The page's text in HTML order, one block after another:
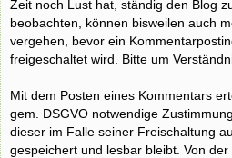
Zeit noch Lust hat, ständig den Blog
beobachten, können bisweilen auch
vergehen, bevor ein
freigeschaltet wird. Bitte um
Mit dem Posten eines Kommentars
gem. DSGVO notwendige
dieser im Falle seiner Freischaltung
gespeichert und lesbar bleibt. Von der